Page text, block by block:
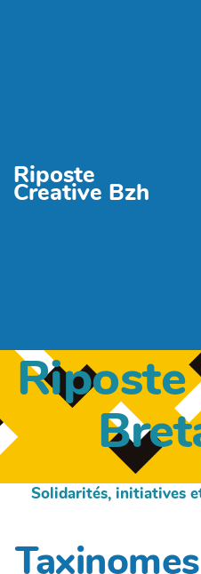
Riposte
Creative Bzh
Solidarités, initiatives